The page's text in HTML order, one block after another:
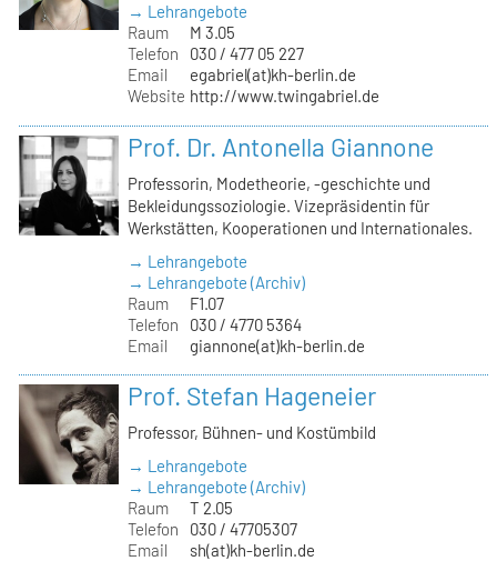
→ Lehrangebote
Raum
M 3.05
Telefon
030 / 477 05 227
Email
egabriel(at)kh-berlin.de
Website http://www.twingabriel.de
Prof. Dr. Antonella Giannone
Professorin, Modetheorie, -geschichte und
Bekleidungssoziologie. Vizepräsidentin für
Werkstätten, Kooperationen und Internationales.
→ Lehrangebote
→ Lehrangebote (Archiv)
Raum
F1.07
Telefon
030 / 4770 5364
Email
giannone(at)kh-berlin.de
Prof. Stefan Hageneier
Professor, Bühnen- und Kostümbild
→ Lehrangebote
→ Lehrangebote (Archiv)
Raum
T 2.05
Telefon
030 / 47705307
Email
sh(at)kh-berlin.de